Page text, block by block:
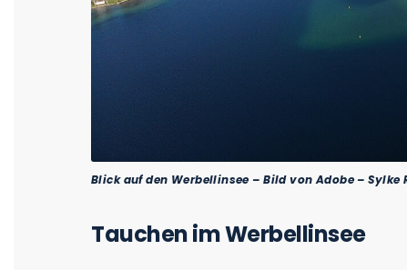
Blick auf den Werbellinsee – Bild von Adobe – Sylke
Tauchen im Werbellinsee